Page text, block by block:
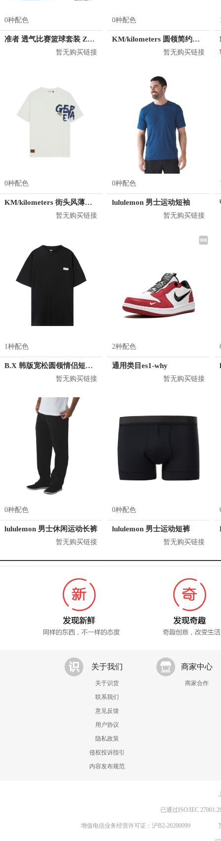
0种配色
准者 透气比赛篮球套装 Z118210177
暂无购买链接
0种配色
KM/kilometers 圆领简约短袖T恤 M2X2108073
暂无购买链接
0种配色
KM/kilometers 街头风薄款印花短袖T恤 男女同款 M2X2108248
暂无购买链接
0种配色
lululemon 男士运动短袖
暂无购买链接
1种配色
B.X 韩版宽松圆领情侣短袖T恤 男女同款 T-6202-002001
暂无购买链接
2种配色
通用类目es1-why
暂无购买链接
0种配色
lululemon 男士休闲运动长裤
暂无购买链接
0种配色
lululemon 男士运动短裤
暂无购买链接
关于我们
关于识货
联系我们
意见反馈
用户协议
隐私政策
侵权投诉指引
内容发布规范
商家中心
商家合作
已通过ISO/IEC
增值电信业务经营许可证：沪B2-20200099